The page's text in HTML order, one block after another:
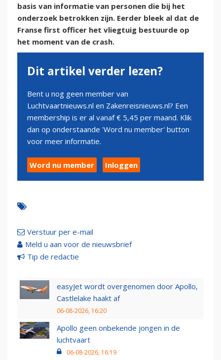
basis van informatie van personen die bij het
onderzoek betrokken zijn. Eerder bleek al dat de
Franse first officer het vliegtuig bestuurde op
het moment van de crash.
Dit artikel verder lezen?
Bent u nog geen member van
Luchtvaartnieuws.nl en Zakenreisnieuws.nl? Een
membership is er al vanaf € 5,45 per maand. Klik
dan op onderstaande 'Word nu member' button
voor meer informatie.
Word nu member Inloggen
Verstuur per e-mail
Meld u aan voor de nieuwsbrief
Tip de redactie
easyJet wordt overgenomen door Apollo,
Castlelake haakt af
06-08-2026, 16:20
Apollo geen onbekende jongen in de
luchtvaart
06-08-2026, 16:19